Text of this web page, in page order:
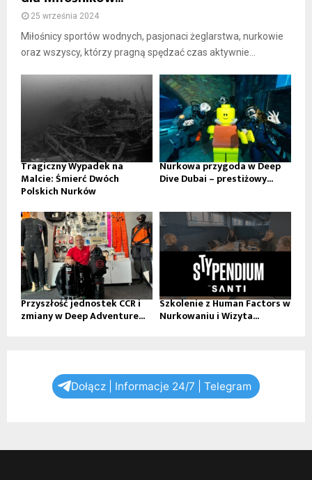
25 września 2024
Miłośnicy sportów wodnych, pasjonaci żeglarstwa, nurkowie
oraz wszyscy, którzy pragną spędzać czas aktywnie...
Tragiczny Wypadek na
Malcie: Śmierć Dwóch
Polskich Nurków
Nurkowa przygoda w Deep
Dive Dubai – prestiżowy...
Przyszłość jednostek CCR i
zmiany w Deep Adventure...
Szkolenie z Human Factors w
Nurkowaniu i Wizyta...
Dołącz | Informacje 24/7 | Telegram